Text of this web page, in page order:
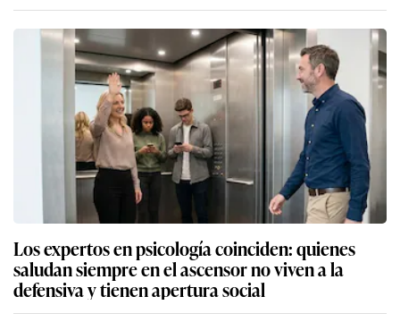
Los expertos en psicología coinciden: quienes
saludan siempre en el ascensor no viven a la
defensiva y tienen apertura social